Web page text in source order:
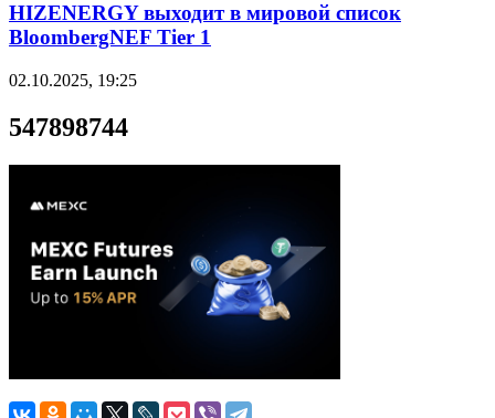
HIZENERGY выходит в мировой список
BloombergNEF Tier 1
02.10.2025, 19:25
547898744